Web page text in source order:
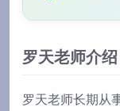
罗天老师介绍
罗天老师长期从